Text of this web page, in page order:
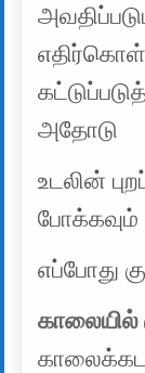
அதோடு
உடலின்
போக்கவும்
எப்போது
காலையில்